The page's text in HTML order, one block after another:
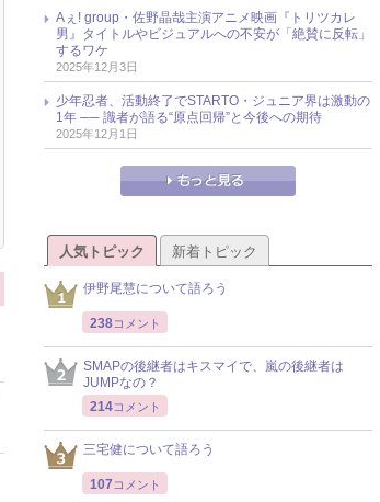
Aぇ! group・佐野晶哉主演アニメ映画『トリツカレ
男』タイトルやビジュアルへの不安が「絶賛に反転」
するワケ
2025年12月3日
少年忍者、活動終了でSTARTO・ジュニア界は激動の
1年 ── 識者が語る“原点回帰”と今後への期待
2025年12月1日
人気トピック 新着トピック
伊野尾慧について語ろう
238コメント
SMAPの後継者はキスマイで、嵐の後継者は
JUMPなの？
214コメント
三宅健について語ろう
107 コメント